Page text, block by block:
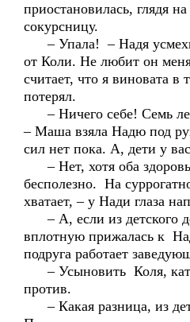
приостановилась, глядя
сокурсницу.
– Упала! – Надя
от Коли. Не любит он
считает, что я виновата в
потерял.
– Ничего себе! Семь
– Маша взяла Надю под
сил нет пока. А, дети у
– Нет, хотя оба
бесполезно. На
хватает, – у Нади глаза
– А, если из детского
вплотную прижалась к
подруга работает
– Усыновить Коля,
против.
– Какая разница, из